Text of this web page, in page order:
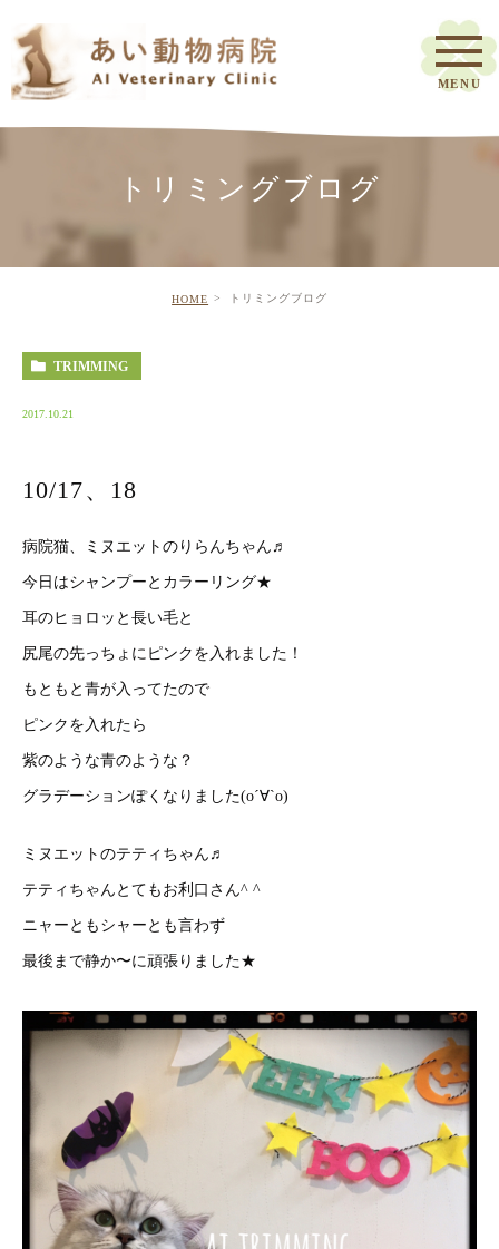
トリミングブログ
HOME トリミングブログ
TRIMMING
2017.10.21
10/17、18
病院猫、ミヌエットのりらんちゃん♬
今日はシャンプーとカラーリング★
耳のヒョロッと長い毛と
尻尾の先っちょにピンクを入れました！
もともと青が入ってたので
ピンクを入れたら
紫のような青のような？
グラデーションぽくなりました(о´∀`о)
ミヌエットのテティちゃん♬
テティちゃんとてもお利口さん^ ^
ニャーともシャーとも言わず
最後まで静か〜に頑張りました★